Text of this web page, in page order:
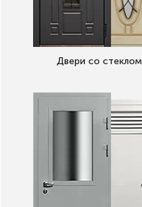
Двери со стеклом